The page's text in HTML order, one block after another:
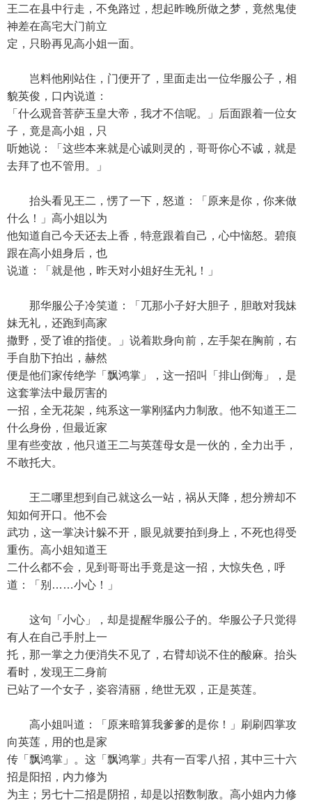
王二在县中行走，不免路过，想起昨晚所做之梦，竟然鬼使
神差在高宅大门前立
定，只盼再见高小姐一面。
岂料他刚站住，门便开了，里面走出一位华服公子，相
貌英俊，口内说道：
「什么观音菩萨玉皇大帝，我才不信呢。」后面跟着一位女
子，竟是高小姐，只
听她说：「这些本来就是心诚则灵的，哥哥你心不诚，就是
去拜了也不管用。」
抬头看见王二，愣了一下，怒道：「原来是你，你来做
什么！」高小姐以为
他知道自己今天还去上香，特意跟着自己，心中恼怒。碧痕
跟在高小姐身后，也
说道：「就是他，昨天对小姐好生无礼！」
那华服公子冷笑道：「兀那小子好大胆子，胆敢对我妹
妹无礼，还跑到高家
撒野，受了谁的指使。」说着欺身向前，左手架在胸前，右
手自肋下拍出，赫然
便是他们家传绝学「飘鸿掌」，这一招叫「排山倒海」，是
这套掌法中最厉害的
一招，全无花架，纯系这一掌刚猛内力制敌。他不知道王二
什么身份，但最近家
里有些变故，他只道王二与英莲母女是一伙的，全力出手，
不敢托大。
王二哪里想到自己就这么一站，祸从天降，想分辨却不
知如何开口。他不会
武功，这一掌决计躲不开，眼见就要拍到身上，不死也得受
重伤。高小姐知道王
二什么都不会，见到哥哥出手竟是这一招，大惊失色，呼
道：「别……小心！」
这句「小心」，却是提醒华服公子的。华服公子只觉得
有人在自己手肘上一
托，那一掌之力便消失不见了，右臂却说不住的酸麻。抬头
看时，发现王二身前
已站了一个女子，姿容清丽，绝世无双，正是英莲。
高小姐叫道：「原来暗算我爹爹的是你！」刷刷四掌攻
向英莲，用的也是家
传「飘鸿掌」。这「飘鸿掌」共有一百零八招，其中三十六
招是阳招，内力修为
为主；另七十二招是阴招，却是以招数制敌。高小姐内力修